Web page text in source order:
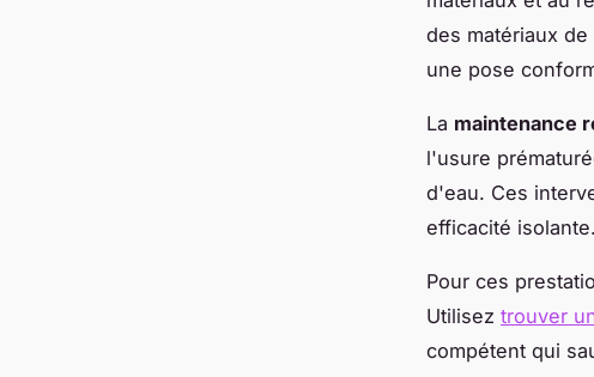
des matériaux
une pose
La maintenance
l'usure
d'eau. Ces
efficacité isolante.
Pour ces
Utilisez trouver
compétent qui